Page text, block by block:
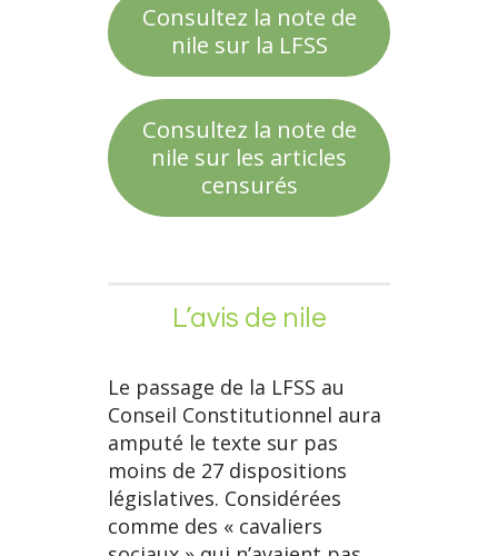
Consultez la note de
nile sur la LFSS
Consultez la note de
nile sur les articles
censurés
L’avis de nile
Le passage de la LFSS au
Conseil Constitutionnel aura
amputé le texte sur pas
moins de 27 dispositions
législatives. Considérées
comme des « cavaliers